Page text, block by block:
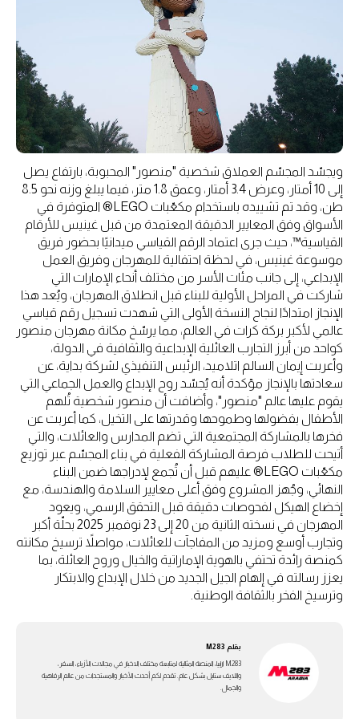
ويجسّد المجسّم العملاق شخصية "منصور" المحبوبة، بارتفاع يصل
إلى 10 أمتار، وعرض 3.4 أمتار، وعمق 1.8 متر، فيما يبلغ وزنه نحو 8.5
طن، وقد تم تشييده باستخدام مكعّبات LEGO® المتوفرة في
الأسواق وفق المعايير الدقيقة المعتمدة من قبل غينيس للأرقام
القياسية™، حيث جرى اعتماد الرقم القياسي ميدانيًا بحضور فريق
موسوعة غينيس، في لحظة احتفالية للمهرجان وفريق العمل
الإبداعي، إلى جانب مئات الأسر من مختلف أنحاء الإمارات التي
شاركت في المراحل الأولية للبناء قبل انطلاق المهرجان، ويُعد هذا
الإنجاز امتدادًا لنجاح النسخة الأولى التي شهدت تسجيل رقم قياسي
عالمي لأكبر بركة كرات في العالم، مما يرسّخ مكانة مهرجان منصور
كواحد من أبرز التجارب العائلية الإبداعية والثقافية في الدولة،
وأعربت إيمان السالم اتلاميد، الرئيس التنفيذي لشركة بداية، عن
سعادتها بالإنجاز مؤكدة أنه يُجسّد روح الإبداع والعمل الجماعي التي
يقوم عليها عالم "منصور"، وأضافت أن منصور شخصية تُلهم
الأطفال بفضولها وطموحها وقدرتها على التخيل، كما أعربت عن
فخرها بالمشاركة المجتمعية التي تضم المدارس والعائلات، والتي
أتيحت للطلاب فرصة المشاركة الفعلية في بناء المجسّم عبر توزيع
مكعّبات LEGO® عليهم قبل أن تُجمع لإدراجها ضمن البناء
النهائي، وجُهز المشروع وفق أعلى معايير السلامة والهندسة، مع
إخضاع الهيكل لفحوصات دقيقة قبل التحقق الرسمي، ويعود
المهرجان في نسخته الثانية من 20 إلى 23 نوفمبر 2025 بحلّة أكبر
وتجارب أوسع ومزيد من المفاجآت للعائلات، مواصلاً ترسيخ مكانته
كمنصة رائدة تحتفي بالهوية الإماراتية والخيال وروح العائلة، بما
يعزز رسالته في إلهام الجيل الجديد من خلال الإبداع والابتكار
وترسيخ الفخر بالثقافة الوطنية.
بقلم M283
M283 ارابيا، المنصة المثالية لمتابعة مختلف الاخبار في مجالات الأزياء، السفر،
واللايف ستايل بشكل عام. تقدم لكم أحدث الأخبار والمستجدات من عالم الرفاهية
والجمال.